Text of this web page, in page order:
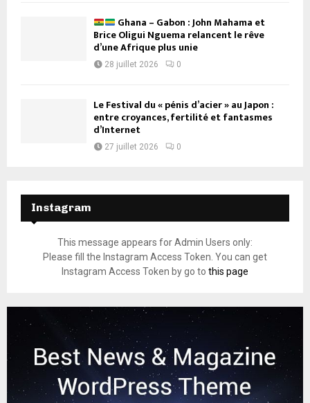
Ghana – Gabon : John Mahama et
Brice Oligui Nguema relancent le rêve
d’une Afrique plus unie
28 juillet 2026 0
Le Festival du « pénis d’acier » au Japon :
entre croyances, fertilité et fantasmes
d’Internet
27 juillet 2026 0
Instagram
This message appears for Admin Users only:
Please fill the Instagram Access Token. You can get
Instagram Access Token by go to this page